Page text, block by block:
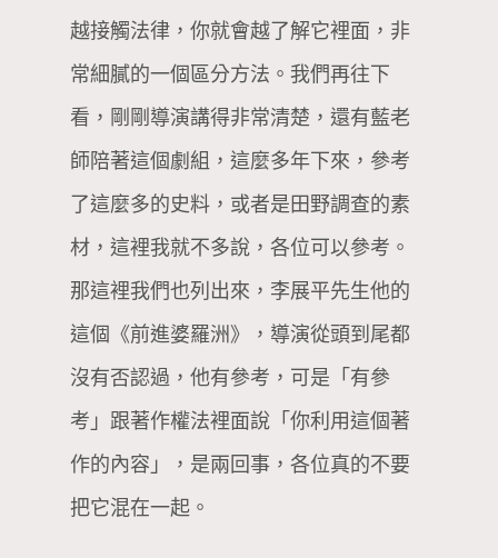
越接觸法律，你就會越了解它裡面，非
常細膩的一個區分方法。我們再往下
看，剛剛導演講得非常清楚，還有藍老
師陪著這個劇組，這麼多年下來，參考
了這麼多的史料，或者是田野調查的素
材，這裡我就不多說，各位可以參考。
那這裡我們也列出來，李展平先生他的
這個《前進婆羅洲》，導演從頭到尾都
沒有否認過，他有參考，可是「有參
考」跟著作權法裡面說「你利用這個著
作的內容」，是兩回事，各位真的不要
把它混在一起。